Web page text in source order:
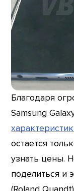
Благодаря
Samsung
остается
узнать цены.
поделиться и